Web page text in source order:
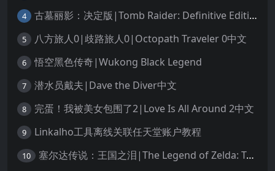
4 古墓丽影：决定版|Tomb Raider: Definitive Edition中文
5 八方旅人0|歧路旅人0|Octopath Traveler 0中文
6 悟空黑色传奇|Wukong Black Legend
7 潜水员戴夫|Dave the Diver中文
8 完蛋！我被美女包围了2|Love Is All Around 2中文
9 Linkalho工具离线关联任天堂账户教程
10 塞尔达传说：王国之泪|The Legend of Zelda: Tears of the Kingdom中文